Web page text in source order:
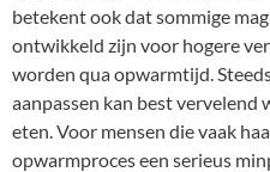
betekent ook dat sommige
ontwikkeld zijn voor hogere
worden qua opwarmtijd.
aanpassen kan best vervelend
eten. Voor mensen die vaak
opwarmproces een serieus